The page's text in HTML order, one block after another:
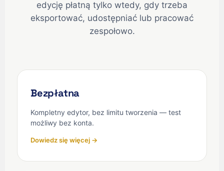
edycję płatną tylko wtedy, gdy trzeba
eksportować, udostępniać lub pracować
zespołowo.
Bezpłatna
Kompletny edytor, bez limitu tworzenia — test
możliwy bez konta.
Dowiedz się więcej →